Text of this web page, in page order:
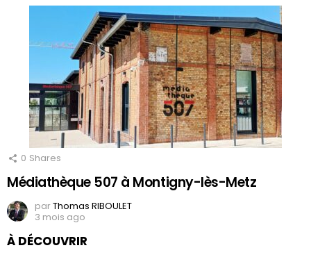
0 Shares
Médiathèque 507 à Montigny-lès-Metz
parThomas RIBOULET
3 mois ago
À DÉCOUVRIR